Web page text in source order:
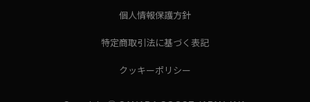
個人情報保護方針
特定商取引法に基づく表記
クッキーポリシー